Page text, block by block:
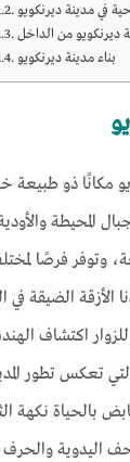
في مدينة ديرنكويو
بناء مدينة ديرنكويو
مكانًا ذو طبيعة
المحيطة
وتوفر فرصًا
الأزقة الضيقة في
اكتشاف
التي تعكس تطور
بالحياة نكهة
اليدوية والحرف